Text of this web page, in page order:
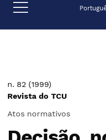
Ir para o menu de
Ir para o conteúdo principal
Ir para o rodapé Idioma
n. 82 (1999)
Revista do TCU
Atos normativos